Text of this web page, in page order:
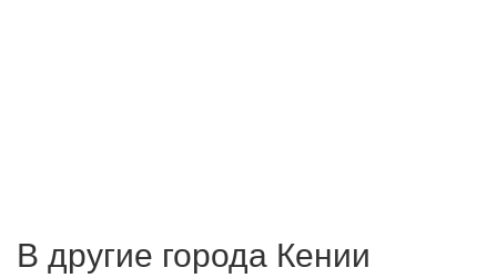
В другие города Кении